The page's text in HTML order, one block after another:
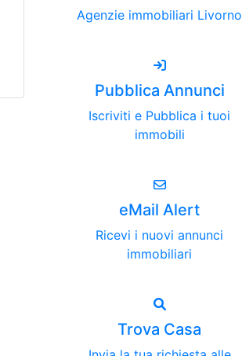
Agenzie immobiliari Livorno
Pubblica Annunci
Iscriviti e Pubblica i tuoi
immobili
eMail Alert
Ricevi i nuovi annunci
immobiliari
Trova Casa